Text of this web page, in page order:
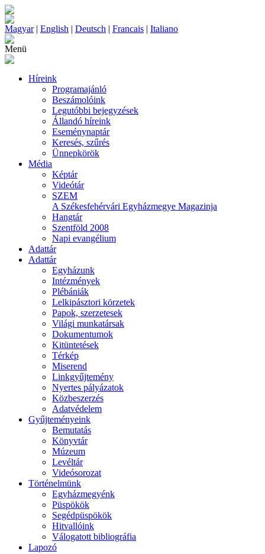
Magyar| English | Deutsch | Francais | Italiano
Menü
Híreink
Programajánló
Beszámolóink
Legutóbbi bejegyzések
Állandó híreink
Eseménynaptár
Keresés, szűrés
Ünnepkörök
Média
Képtár
Videótár
SZEM
A Székesfehérvári Egyházmegye Magazinja
Hangtár
Szentföld 2008
Napi evangélium
Adattár
Adattár
Egyházunk
Intézmények
Plébániák
Lelkipásztori körzetek
Papok, szerzetesek
Világi munkatársak
Dokumentumok
Kitüntetések
Térkép
Miserend
Linkgyűjtemény
Nyertes pályázatok
Közbeszerzés
Adatvédelem
Gyűjteményeink
Bemutatás
Könyvtár
Múzeum
Levéltár
Videósorozat
Történelmünk
Egyházmegyénk
Püspökök
Segédpüspökök
Hitvallóink
Válogatott bibliográfia
Lapozó